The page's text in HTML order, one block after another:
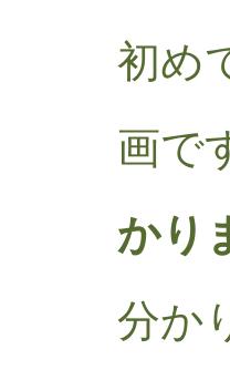
初め
画で
かり
分か